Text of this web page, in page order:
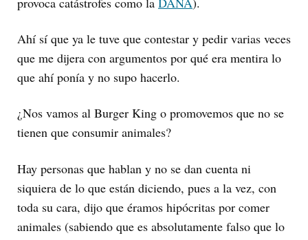
Ahí sí que ya le tuve que contestar y pedir varias veces
que me dijera con argumentos por qué era mentira lo
que ahí ponía y no supo hacerlo.
¿Nos vamos al Burger King o promovemos que no se
tienen que consumir animales?
Hay personas que hablan y no se dan cuenta ni
siquiera de lo que están diciendo, pues a la vez, con
toda su cara, dijo que éramos hipócritas por comer
animales (sabiendo que es absolutamente falso que lo